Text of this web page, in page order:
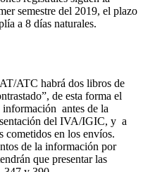
semestre del 2019, el plazo
a 8 días naturales.
ATC habrá dos libros de
de esta forma el
antes de la
del IVA/IGIC, y a
cometidos en los envíos.
de la información por
que presentar las